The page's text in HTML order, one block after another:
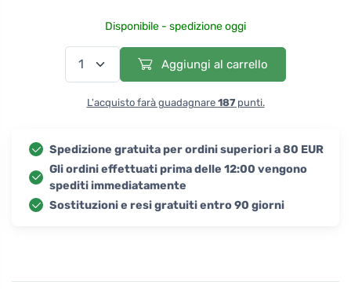
Disponibile - spedizione oggi
Aggiungi al carrello
L'acquisto farà guadagnare 187punti.
Spedizione gratuita per ordini superiori a 80 EUR
Gli ordini effettuati prima delle 12:00 vengono
spediti immediatamente
Sostituzioni e resi gratuiti entro 90 giorni